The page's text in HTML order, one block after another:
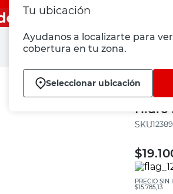
Tu ubicación
Ayudanos a localizarte para
cobertura en tu zona.
Seleccionar ubicaciónSaladillo
Sella
Hidro
:
$
PRECIO SIN
$15.785,13